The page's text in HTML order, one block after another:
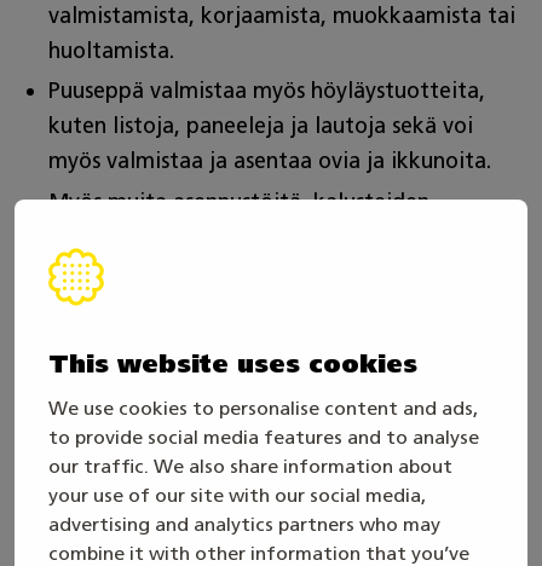
This website uses cookies
We use cookies to personalise content and ads,
to provide social media features and to analyse
our traffic. We also share information about
your use of our site with our social media,
advertising and analytics partners who may
combine it with other information that you’ve
valmistamista, korjaamista, muokkaamista tai
huoltamista.
Puuseppä valmistaa myös höyläystuotteita,
kuten listoja, paneeleja ja lautoja sekä voi
myös valmistaa ja asentaa ovia ja ikkunoita.
Myös muita asennustöitä, kalusteiden
Työpaikat, työympäristö ja alueellisuus?
Työpaikka voi olla esimerkiksi puurakenneosia
valmistavassa yrityksessä, saha- ja
puulevyteollisuuden valmistus- ja
jatkojalostustehtävissä, puusepänverstaalla,
huonekalutehtaalla tai itsenäisenä yrittäjänä.
Työtä on ympäri Suomea.